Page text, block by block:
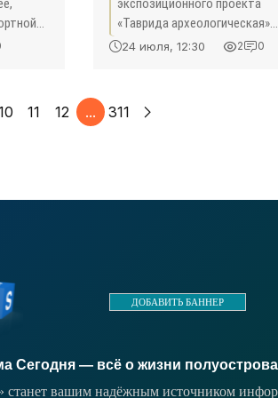
экспозиционного проекта
«Таврида археологическая»
посвящена эпохе бронзы и
24 июля, 12:30 2 0
11 12 ... 311
ДОБАВИТЬ БАННЕР
Сегодня — всё о жизни полуострова
вашим надёжным источником